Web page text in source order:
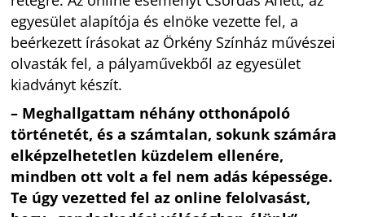
egyesület alapítója és elnöke vezette fel, a
beérkezett írásokat az Örkény Színház művészei
olvasták fel, a pályaművekből az egyesület
kiadványt készít.
– Meghallgattam néhány otthonápoló
történetét, és a számtalan, sokunk számára
elképzelhetetlen küzdelem ellenére,
mindben ott volt a fel nem adás képessége.
Te úgy vezetted fel az online felolvasást,